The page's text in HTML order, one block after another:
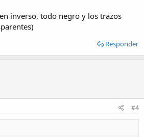
inverso, todo negro y los trazos
Responder
#4